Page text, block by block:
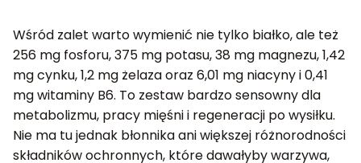
Wśród zalet warto wymienić nie tylko białko, ale też
256 mg fosforu, 375 mg potasu, 38 mg magnezu, 1,42
mg cynku, 1,2 mg żelaza oraz 6,01 mg niacyny i 0,41
mg witaminy B6. To zestaw bardzo sensowny dla
metabolizmu, pracy mięśni i regeneracji po wysiłku.
Nie ma tu jednak błonnika ani większej różnorodności
składników ochronnych, które dawałyby warzywa,